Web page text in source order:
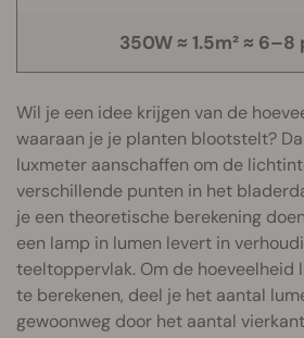
350W ≈ 1.5m² ≈ 6–8
Wil je een idee krijgen van de
waaraan je je planten blootstelt?
luxmeter aanschaffen om de
verschillende punten in het
je een theoretische berekening
een lamp in lumen levert in
teeltoppervlak. Om de hoeveelheid
te berekenen, deel je het aantal
gewoonweg door het aantal